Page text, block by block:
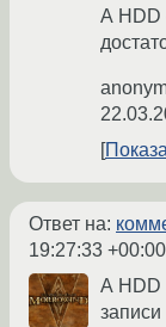
А HDD
Ответ на:
19:27:33 +00:00
А HDD
записи